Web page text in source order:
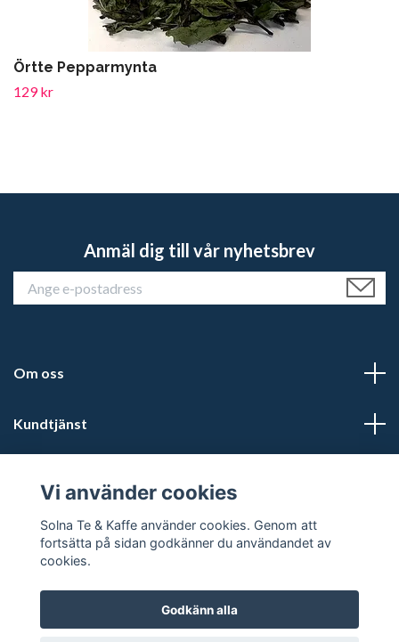
Örtte Pepparmynta
129 kr
Anmäl dig till vår nyhetsbrev
Om oss
Kundtjänst
Sociala medier
Vi använder cookies
Solna Te & Kaffe använder cookies. Genom att
fortsätta på sidan godkänner du användandet av
cookies.
Godkänn alla